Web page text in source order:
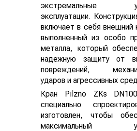
экстремальные
эксплуатации.
включает в себя внешний
выполненный из особо
металла, который
надежную защиту от
повреждений,
ударов и агрессивных
Кран Pilzno ZKs
специально
изготовлен, чтобы
максимальный